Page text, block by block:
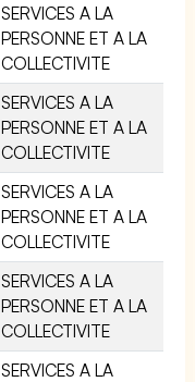
SERVICES A LA
PERSONNE ET A LA
COLLECTIVITE
SERVICES A LA
PERSONNE ET A LA
COLLECTIVITE
SERVICES A LA
PERSONNE ET A LA
COLLECTIVITE
SERVICES A LA
PERSONNE ET A LA
COLLECTIVITE
SERVICES A LA